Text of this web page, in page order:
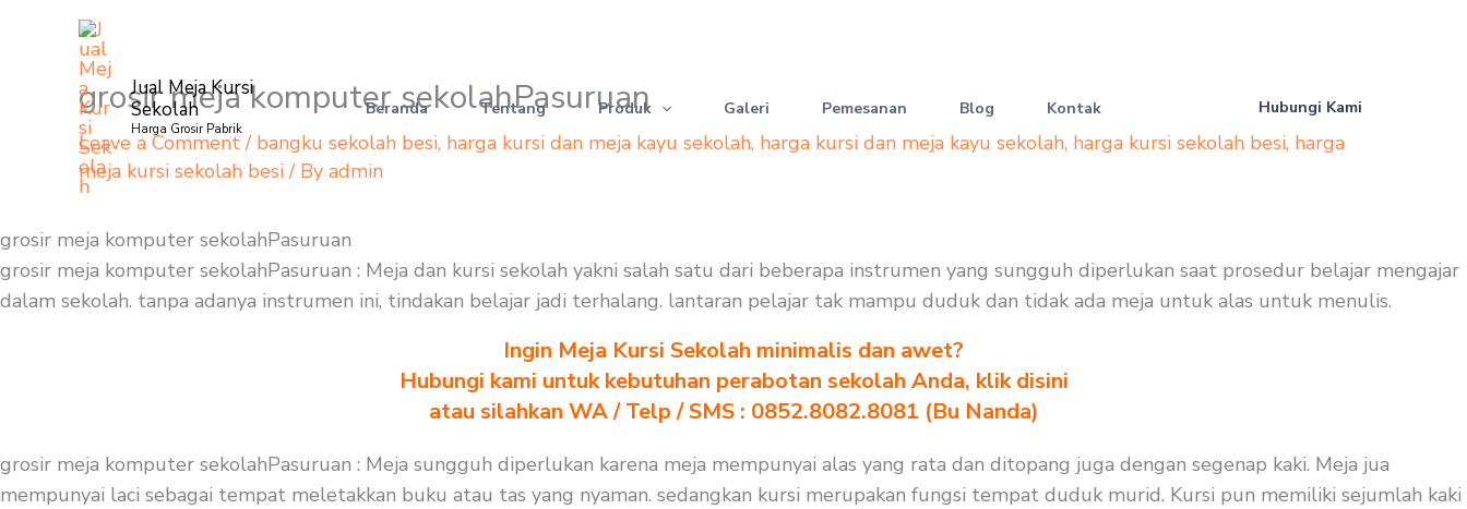
Jual Meja Kursi
Sekolah
Harga Grosir Pabrik
Beranda Tentang Produk Galeri Pemesanan Blog Kontak Hubungi Kami
grosir meja komputer sekolahPasuruan
Leave a Comment / bangku sekolah besi, harga kursi dan meja kayu sekolah, harga kursi dan meja kayu sekolah, harga kursi sekolah besi, harga
meja kursi sekolah besi/ By admin
grosir meja komputer sekolahPasuruan
grosir meja komputer sekolahPasuruan : Meja dan kursi sekolah yakni salah satu dari beberapa instrumen yang sungguh diperlukan saat prosedur belajar mengajar
dalam sekolah. tanpa adanya instrumen ini, tindakan belajar jadi terhalang. lantaran pelajar tak mampu duduk dan tidak ada meja untuk alas untuk menulis.
Ingin Meja Kursi Sekolah minimalis dan awet?
Hubungi kami untuk kebutuhan perabotan sekolah Anda, klik disini
atau silahkan WA / Telp / SMS : 0852.8082.8081 (Bu Nanda)
grosir meja komputer sekolahPasuruan : Meja sungguh diperlukan karena meja mempunyai alas yang rata dan ditopang juga dengan segenap kaki. Meja jua
mempunyai laci sebagai tempat meletakkan buku atau tas yang nyaman. sedangkan kursi merupakan fungsi tempat duduk murid. Kursi pun memiliki sejumlah kaki